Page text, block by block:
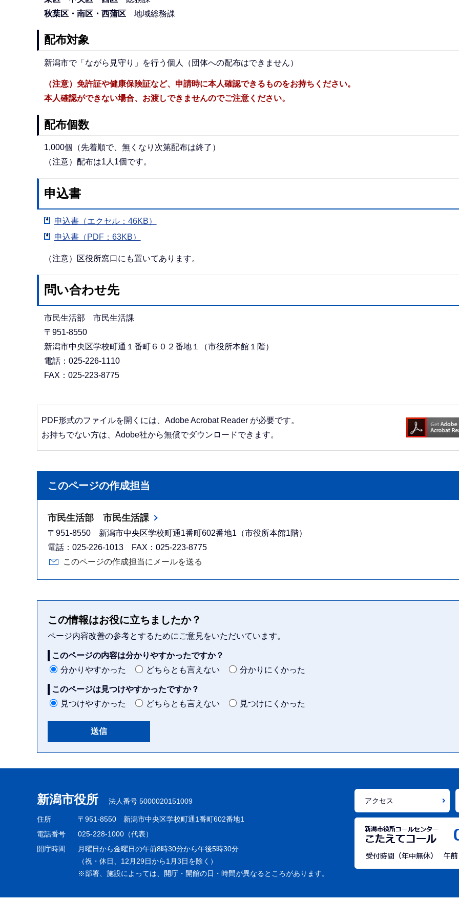
秋葉区・南区・西蒲区 地域総務課
配布対象
新潟市で「ながら見守り」を行う個人（団体への配布はできません）
（注意）免許証や健康保険証など、申請時に本人確認できるものをお持ちください。
本人確認ができない場合、お渡しできませんのでご注意ください。
配布個数
1,000個（先着順で、無くなり次第配布は終了）
（注意）配布は1人1個です。
申込書
申込書（エクセル：46KB）
申込書（PDF：63KB）
（注意）区役所窓口にも置いてあります。
問い合わせ先
市民生活部 市民生活課
〒951-8550
新潟市中央区学校町通１番町６０２番地１（市役所本館１階）
電話：025-226-1110
FAX：025-223-8775
PDF形式のファイルを開くには、Adobe Acrobat Reader が必要です。
お持ちでない方は、Adobe社から無償でダウンロードできます。
このページの作成担当
市民生活部 市民生活課
〒951-8550 新潟市中央区学校町通1番町602番地1（市役所本館1階）
電話：025-226-1013 FAX：025-223-8775
このページの作成担当にメールを送る
この情報はお役に立ちましたか？
ページ内容改善の参考とするためにご意見をいただいています。
このページの内容は分かりやすかったですか？
分かりやすかった
どちらとも言えない 分かりにくかった
このページは見つけやすかったですか？
見つけやすかった
どちらとも言えない 見つけにくかった
こ
ま
で
新潟市役所 法人番号 5000020151009
住所 〒951-8550 新潟市中央区学校町通1番町602番地1
電話番号
025-228-1000（代表）
開庁時間
月曜日から金曜日の午前8時30分から午後5時30分
（祝・休日、12月29日から1月3日を除く）
※部署、施設によっては、開庁・開館の日・時間が異なるところがあります。
アクセス